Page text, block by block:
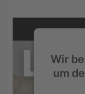
Wir
um